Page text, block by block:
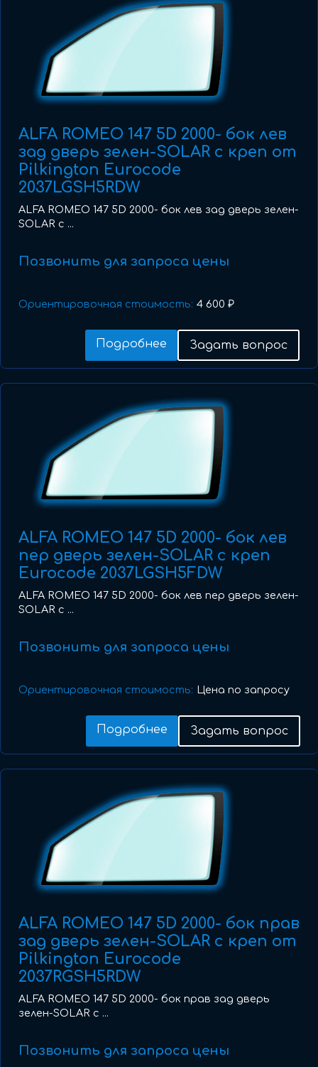
ALFA ROMEO 147 5D 2000- бок лев
зад дверь зелен-SOLAR с креп от
Pilkington Eurocode
2037LGSH5RDW
ALFA ROMEO 147 5D 2000- бок лев зад дверь зелен-
SOLAR с ...
Позвонить для запроса цены
Ориентировочная стоимость: 4 600 ₽
Подробнее Задать вопрос
ALFA ROMEO 147 5D 2000- бок лев
пер дверь зелен-SOLAR с креп
Eurocode 2037LGSH5FDW
ALFA ROMEO 147 5D 2000- бок лев пер дверь зелен-
SOLAR с ...
Позвонить для запроса цены
Ориентировочная стоимость: Цена по запросу
Подробнее Задать вопрос
ALFA ROMEO 147 5D 2000- бок прав
зад дверь зелен-SOLAR с креп от
Pilkington Eurocode
2037RGSH5RDW
ALFA ROMEO 147 5D 2000- бок прав зад дверь
зелен-SOLAR с ...
Позвонить для запроса цены